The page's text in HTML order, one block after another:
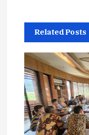
g
a
t
Related Posts